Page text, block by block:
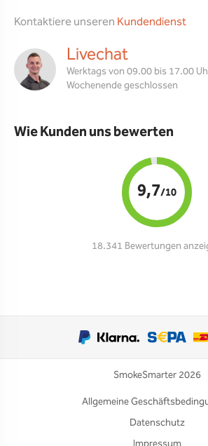
Kontaktiere unseren Kundendienst
Livechat
Werktags von 09.00 bis 17.00
Wochenende geschlossen
Wie Kunden uns bewerten
9,7/10
18.341 Bewertungen
SmokeSmarter 2026
Allgemeine
Datenschutz